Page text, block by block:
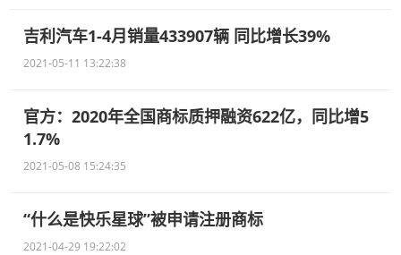
吉利汽车1-4月销量433907辆 同比增长39%
2021-05-11 13:22:38
官方：2020年全国商标质押融资622亿，同比增5
1.7%
2021-05-08 15:24:35
“什么是快乐星球”被申请注册商标
2021-04-29 19:22:02